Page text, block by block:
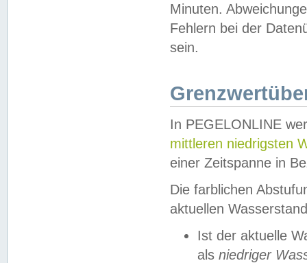
Minuten.
Fehlern bei der
sein.
In PEGELONLINE
mittleren niedrigsten
einer Zeitspanne in
Die farblichen
aktuellen
Ist der aktuelle
als niedriger